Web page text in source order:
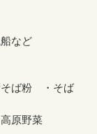
など
ば粉 ・そば
原野菜